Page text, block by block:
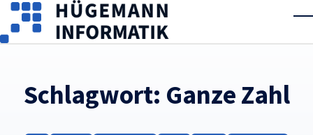
Skip to main content
Schlagwort: Ganze Zahl